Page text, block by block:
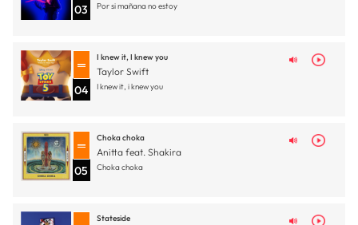
03 Por si mañana no estoy
04
I knew it, I knew you
Taylor Swift
I knew it, i knew you
05
Choka choka
Anitta feat. Shakira
Choka choka
Stateside